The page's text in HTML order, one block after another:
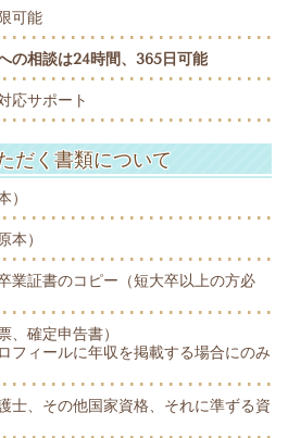
可能
の相談は24時間、365日可能
応サポート
だく書類について
）
本）
業証書のコピー（短大卒以上の方必
、確定申告書）
フィールに年収を掲載する場合にのみ
士、その他国家資格、それに準ずる資